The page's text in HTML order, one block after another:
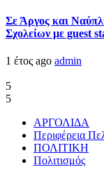
Σε Άργος και
Σχολείων με guest
1 έτος ago admin
5
5
ΑΡΓΟΛΙΔΑ
Περιφέρεια
ΠΟΛΙΤΙΚΗ
Πολιτισμός